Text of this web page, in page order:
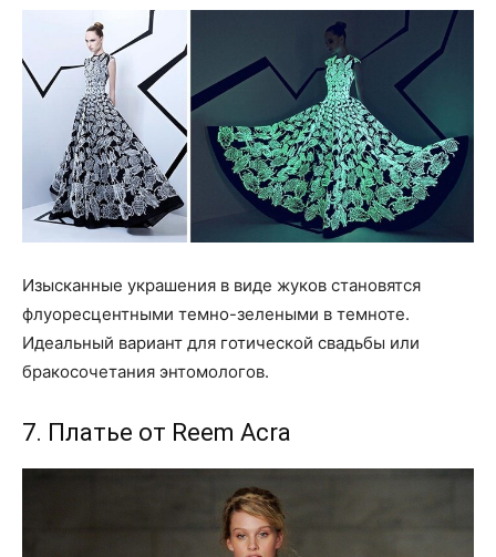
Изысканные украшения в виде жуков становятся
флуоресцентными темно-зелеными в темноте.
Идеальный вариант для готической свадьбы или
бракосочетания энтомологов.
7. Платье от Reem Acra